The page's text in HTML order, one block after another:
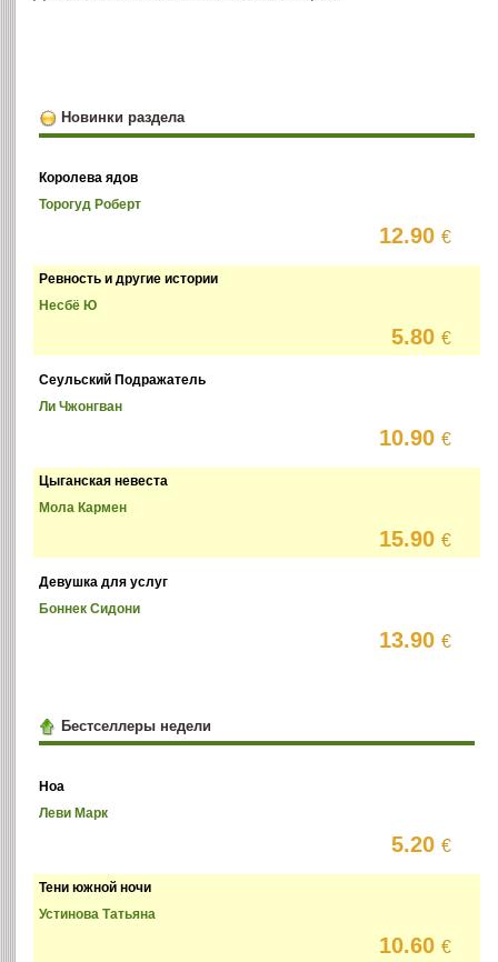
Новинки раздела
Королева ядов
Торогуд Роберт
12.90€
Ревность и другие истории
Несбё Ю
5.80€
Сеульский Подражатель
Ли Чжонгван
10.90€
Цыганская невеста
Мола Кармен
15.90€
Девушка для услуг
Боннек Сидони
13.90€
Бестселлеры недели
Ноа
Леви Марк
5.20€
Тени южной ночи
Устинова Татьяна
10.60€